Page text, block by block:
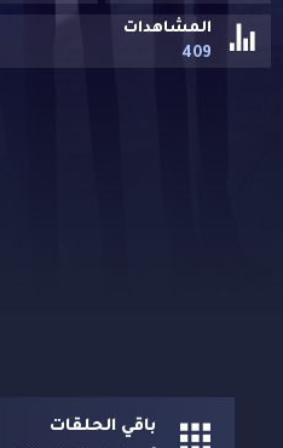
المشاهدات
409
باقي الحلقات